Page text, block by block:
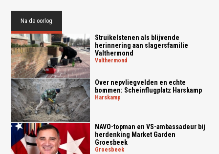
Na de oorlog
Struikelstenen als blijvende
herinnering aan slagersfamilie
Valthermond
valthermond
Over nepvliegvelden en echte
bommen: Scheinflugplatz Harskamp
harskamp
NAVO-topman en VS-ambassadeur bij
herdenking Market Garden
Groesbeek
groesbeek